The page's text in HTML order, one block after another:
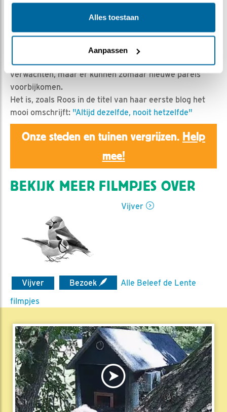
Alles toestaan
Aanpassen
Nina de Rooij | Geplaatst op 25 februari 2024, 8:03 |
Bewaar dit filmpje|
We gaan weer beginnen en de vijver is er voor het 5e
seizoen bij. In deze clip een korte samenvatting van de
vorige 4 seizoenen. Hier kun je zien wat je zoal kan
verwachten, maar er kunnen zomaar nieuwe parels
voorbijkomen.
Het is, zoals Roos in de titel van haar eerste blog het
mooi omschrijft: "Altijd dezelfde, nooit hetzelfde"
Onze steden en tuinen vergrijzen. Help
mee!
BEKIJK MEER FILMPJES OVER
Vijver
Vijver Bezoek
Alle Beleef de Lente
filmpjes